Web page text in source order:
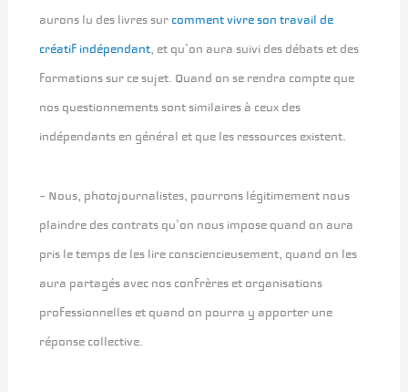
aurons lu des livres sur comment vivre son travail de
créatif indépendant, et qu’on aura suivi des débats et des
formations sur ce sujet. Quand on se rendra compte que
nos questionnements sont similaires à ceux des
indépendants en général et que les ressources existent.
– Nous, photojournalistes, pourrons légitimement nous
plaindre des contrats qu’on nous impose quand on aura
pris le temps de les lire consciencieusement, quand on les
aura partagés avec nos confrères et organisations
professionnelles et quand on pourra y apporter une
réponse collective.